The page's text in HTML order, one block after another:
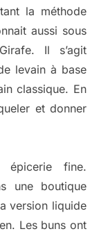
la méthode
aussi sous
Il s’agit
levain à base
classique. En
et donner
épicerie fine.
une boutique
version liquide
Les buns ont